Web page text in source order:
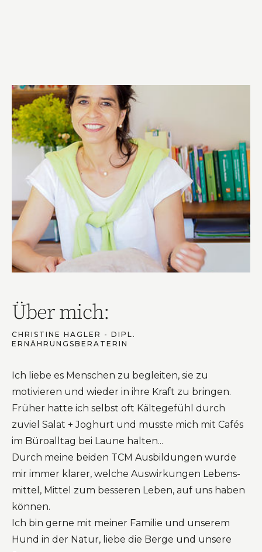
Über mich:
CHRISTINE HAGLER - DIPL.
ERNÄHRUNGSBERATERIN
Ich liebe es Menschen zu begleiten, sie zu
motivieren und wieder in ihre Kraft zu bringen.
Früher hatte ich selbst oft Kältegefühl durch
zuviel Salat + Joghurt und musste mich mit Cafés
im Büroalltag bei Laune halten...
Durch meine beiden TCM Ausbildungen wurde
mir immer klarer, welche Auswirkungen Lebens-
mittel, Mittel zum besseren Leben, auf uns haben
können.
Ich bin gerne mit meiner Familie und unserem
Hund in der Natur, liebe die Berge und unsere